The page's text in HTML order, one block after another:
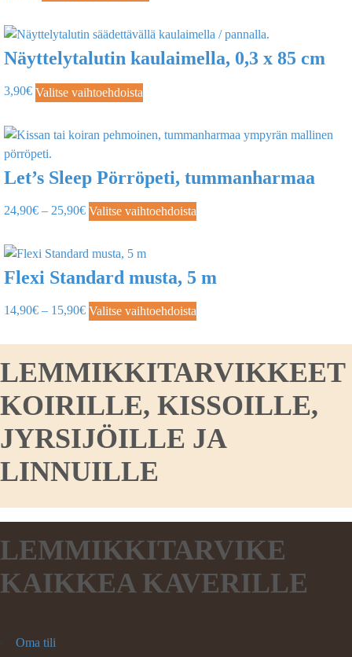
Näyttelytalutin kaulaimella, 0,3 x 85 cm
3,90€ Valitse vaihtoehdoista
Let’s Sleep Pörröpeti, tummanharmaa
24,90€ – 25,90€ Valitse vaihtoehdoista
Flexi Standard musta, 5 m
14,90€ – 15,90€ Valitse vaihtoehdoista
LEMMIKKITARVIKKEET
KOIRILLE, KISSOILLE,
JYRSIJÖILLE JA
LINNUILLE
LEMMIKKITARVIKE
KAIKKEA KAVERILLE
Oma tili